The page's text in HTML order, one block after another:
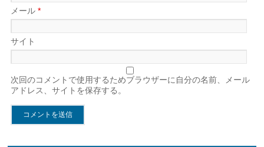
メール*
サイト
次回のコメントで使用するためブラウザーに自分の名前、メール
アドレス、サイトを保存する。